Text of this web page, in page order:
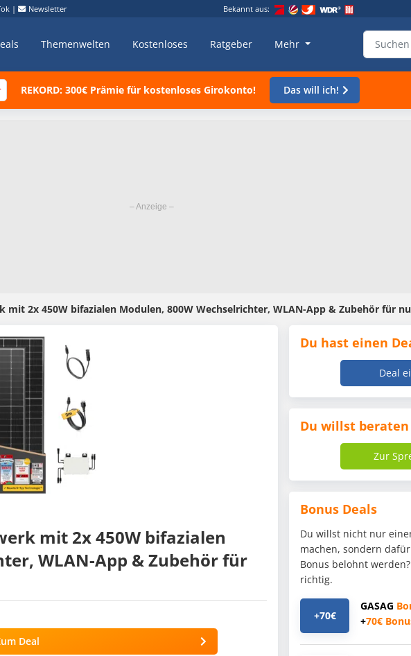
| Newsletter Bekannt aus:
Themenwelten Kostenloses Ratgeber Mehr
REKORD: 300€ Prämie für kostenloses Girokonto! Das will ich!
mit 2x 450W bifazialen Modulen, 800W Wechselrichter, WLAN-App & Zubehör für
mit 2x 450W bifazialen
WLAN-App & Zubehör für
Deal
Du hast einen
Deal
Du willst beraten
Zur
Bonus Deals
Du willst nicht nur
machen, sondern
Bonus belohnt
richtig.
+70€
GASAG
+70€